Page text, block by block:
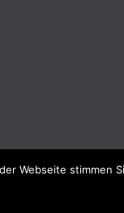
Webseite stimmen